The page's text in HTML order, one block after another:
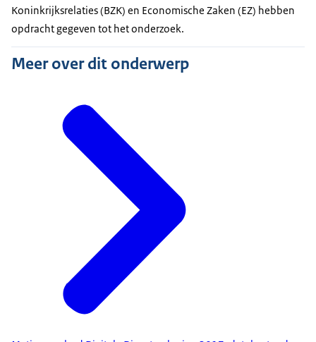
Koninkrijksrelaties (BZK) en Economische Zaken (EZ) hebben
opdracht gegeven tot het onderzoek.
Meer over dit onderwerp